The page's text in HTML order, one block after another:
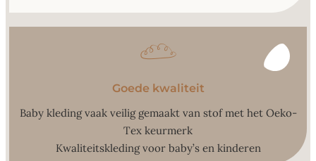
Goede kwaliteit
Baby kleding vaak veilig gemaakt van stof met het Oeko-
Tex keurmerk
Kwaliteitskleding voor baby’s en kinderen